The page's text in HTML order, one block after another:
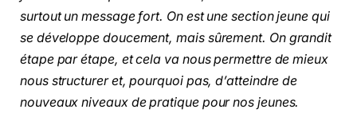
surtout un message fort. On est une section jeune qui
se développe doucement, mais sûrement. On grandit
étape par étape, et cela va nous permettre de mieux
nous structurer et, pourquoi pas, d’atteindre de
nouveaux niveaux de pratique pour nos jeunes.